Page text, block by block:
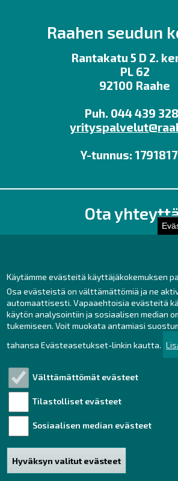
Käytämme evästeitä käyttäjäkokemuksen
Osa evästeistä on välttämättömiä ja ne
automaattisesti. Vapaaehtoisia evästeitä
käytön analysointiin ja sosiaalisen median
tukemiseen. Voit muokata antamiasi
tahansa Evästeasetukset-linkin kautta.
Välttämättömät evästeet
Tilastolliset evästeet
Sosiaalisen median evästeet
Hyväksyn valitut evästeet
Raahen seudun
Rantakatu 5 D 2.
PL 62
92100 Raahe
Puh. 044 439
Y-tunnus:
Ota
Toimisto
Facebook
Instagram
LinkedIn
Tutustu!
Sivukartta